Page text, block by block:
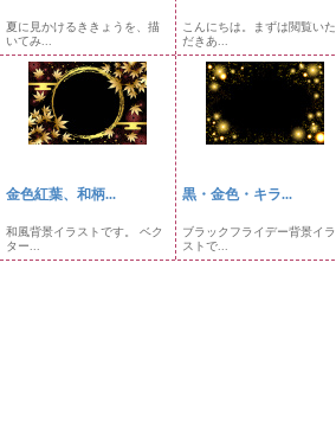
夏に見かけるききょうを、描
いてみ...
こんにちは。まずは閲覧いた
だきあ...
金色紅葉、和柄...
和風背景イラストです。 ベク
ター...
黒・金色・キラ...
ブラックフライデー背景イラ
ストで...